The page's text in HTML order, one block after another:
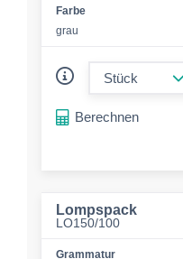
Farbe
grau
Berechnen
Lompspack
LO150/100
Grammatur